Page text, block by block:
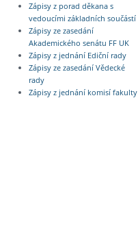
Zápisy z porad děkana s
vedoucími základních součástí
Zápisy ze zasedání
Akademického senátu FF UK
Zápisy z jednání Ediční rady
Zápisy ze zasedání Vědecké
rady
Zápisy z jednání komisí fakulty